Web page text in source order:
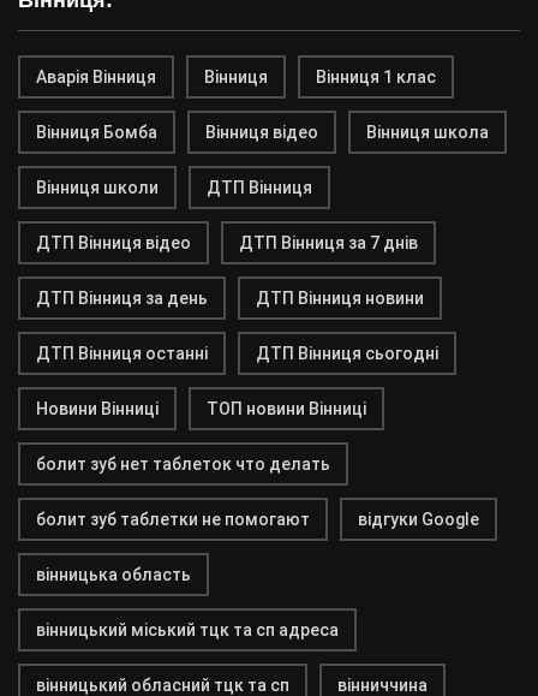
Аварія Вінниця Вінниця Вінниця 1 клас
Вінниця Бомба Вінниця відео Вінниця школа
Вінниця школи ДТП Вінниця
ДТП Вінниця відео ДТП Вінниця за 7 днів
ДТП Вінниця за день ДТП Вінниця новини
ДТП Вінниця останні ДТП Вінниця сьогодні
Новини Вінниці ТОП новини Вінниці
болит зуб нет таблеток что делать
болит зуб таблетки не помогают відгуки Google
вінницька область
вінницький міський тцк та сп адреса
вінницький обласний тцк та сп вінниччина